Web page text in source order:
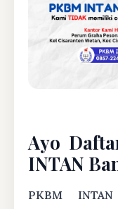
Ayo
INTAN
PKBM INTAN